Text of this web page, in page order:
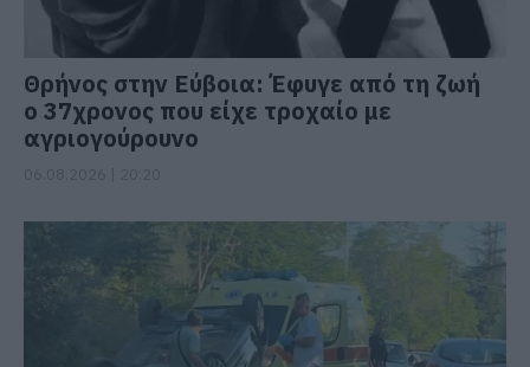
Θρήνος στην Εύβοια: Έφυγε από τη ζωή
ο 37χρονος που είχε τροχαίο με
αγριογούρουνο